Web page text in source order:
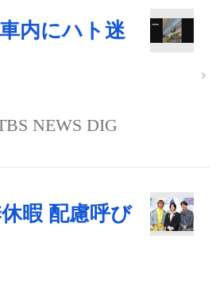
内にハト迷
NEWS DIG
暇 配慮呼び